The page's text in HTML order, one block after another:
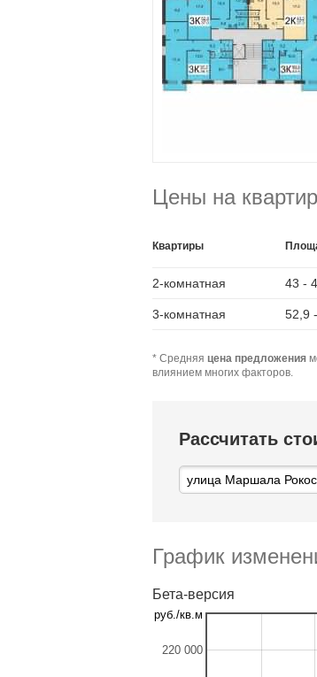
Цены на
Квартиры
2-комнатная 43 -
3-комнатная 52,9
* Средняя цена предложения
влиянием многих факторов.
Рассчитать
График
Бета-версия
220 000
руб./кв.м